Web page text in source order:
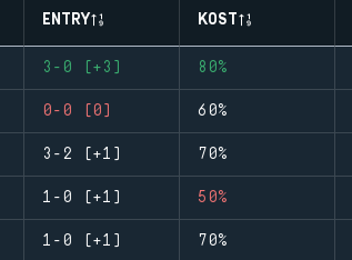
ENTRY KOST
3-0 (+3) 80%
0-0 (0) 60%
3-2 (+1) 70%
1-0 (+1) 50%
1-0 (+1) 70%